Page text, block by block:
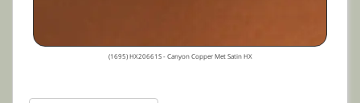
(1695) HX20661S - Canyon Copper Met Satin HX